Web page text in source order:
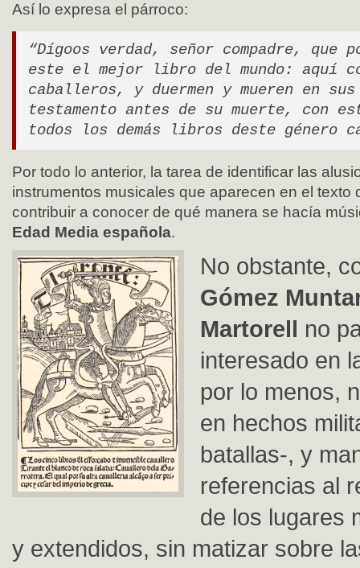
Así lo expresa el párroco:
“Dígoos verdad, señor compadre,
este el mejor libro del mundo: aquí
caballeros, y duermen y mueren en sus
testamento antes de su muerte, con
todos los demás libros deste género
Por todo lo anterior, la tarea de identificar las
instrumentos musicales que aparecen en el texto
contribuir a conocer de qué manera se hacía
Edad Media española.
No obstante,
Gómez
Martorell no
interesado en
por lo menos,
en hechos
batallas-, y
referencias al
de los lugares
y extendidos, sin matizar sobre